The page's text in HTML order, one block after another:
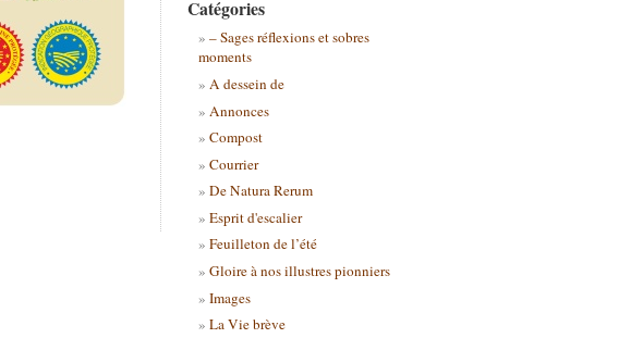
Catégories
– Sages réflexions et sobres
moments
A dessein de
Annonces
Compost
Courrier
De Natura Rerum
Esprit d'escalier
Feuilleton de l’été
Gloire à nos illustres pionniers
Images
La Vie brève